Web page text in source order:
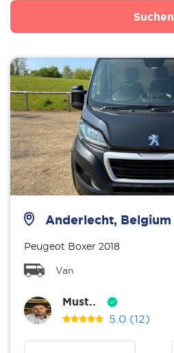
Suchen
Anderlecht, Belgium
Peugeot Boxer 2018
Van
Must..
5.0 (12)